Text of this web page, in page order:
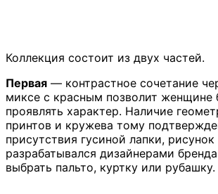
Коллекция состоит из двух частей.
Первая — контрастное сочетание
миксе с красным позволит женщине
проявлять характер. Наличие
принтов и кружева тому
присутствия гусиной лапки,
разрабатывался дизайнерами
выбрать пальто, куртку или рубашку.